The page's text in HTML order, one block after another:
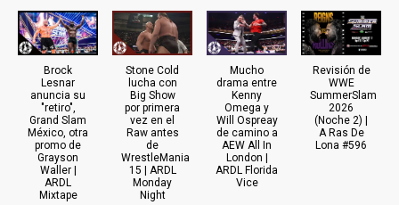
Brock
Lesnar
anuncia su
"retiro",
Grand Slam
México, otra
promo de
Grayson
Waller |
ARDL
Mixtape
Stone Cold
lucha con
Big Show
por primera
vez en el
Raw antes
de
WrestleMania
15 | ARDL
Monday
Night
Mucho
drama entre
Kenny
Omega y
Will Ospreay
de camino a
AEW All In
London |
ARDL Florida
Vice
Revisión de
WWE
SummerSlam
2026
(Noche 2) |
A Ras De
Lona #596